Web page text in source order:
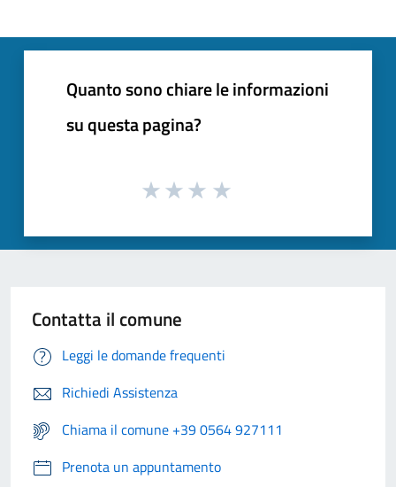
Quanto sono chiare le informazioni
su questa pagina?
Contatta il comune
Leggi le domande frequenti
Richiedi Assistenza
Chiama il comune +39 0564 927111
Prenota un appuntamento